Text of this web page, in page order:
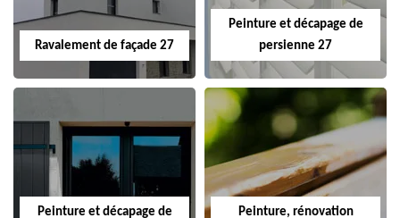
Ravalement de façade 27
Peinture et décapage de
persienne 27
Peinture et décapage de
Peinture, rénovation